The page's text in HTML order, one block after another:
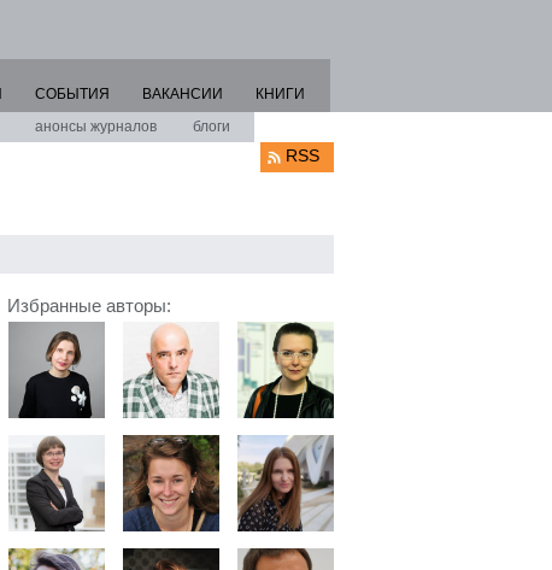
анонсы журналов блоги
СОБЫТИЯ ВАКАНСИИ КНИГИ
RSS
Избранные авторы: